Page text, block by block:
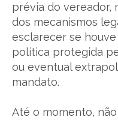
prévia do vereador,
dos mecanismos
esclarecer se
política protegida
ou eventual
mandato.
Até o momento,